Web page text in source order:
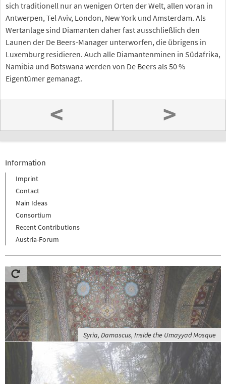
sich traditionell nur an wenigen Orten der Welt, allen voran in
Antwerpen, Tel Aviv, London, New York und Amsterdam. Als
Wertanlage sind Diamanten daher fast ausschließlich den
Launen der De Beers-Manager unterworfen, die übrigens in
Luxemburg residieren. Auch alle Diamantenminen in Südafrika,
Namibia und Botswana werden von De Beers als 50 %
Eigentümer gemanagt.
< >
Information
Imprint
Contact
Main Ideas
Consortium
Recent Contributions
Austria-Forum
Syria, Damascus, Inside the Umayyad Mosque